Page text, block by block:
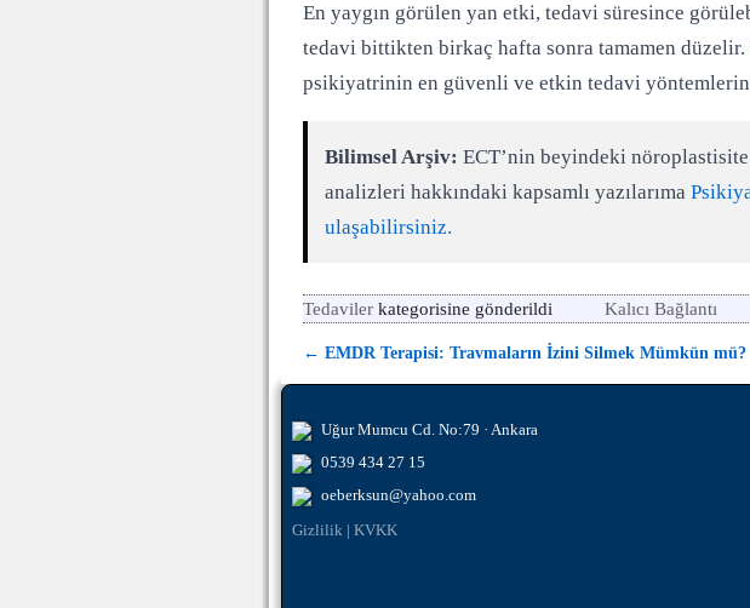
En yaygın görülen yan etki, tedavi süresince
tedavi bittikten birkaç hafta sonra tamamen
psikiyatrinin en güvenli ve etkin tedavi
Bilimsel Arşiv: ECT’nin beyindeki
analizleri hakkındaki kapsamlı yazılarıma
ulaşabilirsiniz.
Tedaviler kategorisine gönderildi Kalıcı Bağlantı
← EMDR Terapisi: Travmaların İzini Silmek Mümkün mü?
Uğur Mumcu Cd. No:79 · Ankara
0539 434 27 15
oeberksun@yahoo.com
Gizlilik KVKK